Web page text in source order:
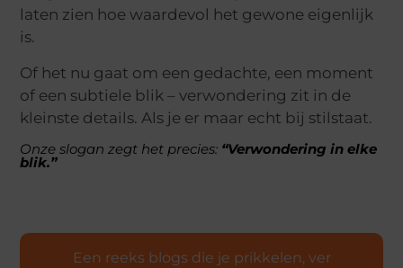
laten zien hoe waardevol het gewone eigenlijk
is.
Of het nu gaat om een gedachte, een moment
of een subtiele blik – verwondering zit in de
kleinste details. Als je er maar echt bij stilstaat.
Onze slogan zegt het precies: “Verwondering in elke
blik.”
n ree ks blo gs die je p rikke len, ver won